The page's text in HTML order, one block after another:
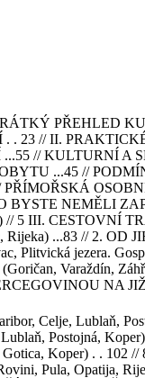
PŘEHLED
. 23 // II.
// KULTURNÍ A
...45 //
BYSTE NEMĚLI
5 III. CESTOVNÍ
Rijeka) ...83 // 2.
Plitvická jezera.
Varaždín,
NA
Celje, Lublaň,
Postojná,
Koper) . . 102
Pula, Opatija,